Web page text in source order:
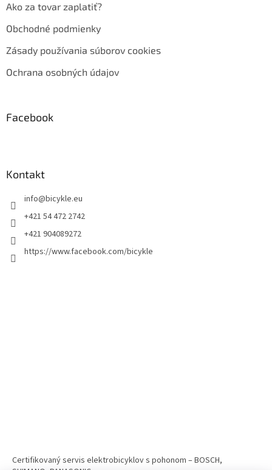
Ako za tovar zaplatiť?
Obchodné podmienky
Zásady používania súborov cookies
Ochrana osobných údajov
Facebook
Kontakt
info@bicykle.eu
+421 54 472 2742
+421 904089272
https://www.facebook.com/bicykle
Certifikovaný servis elektrobicyklov s pohonom – BOSCH,